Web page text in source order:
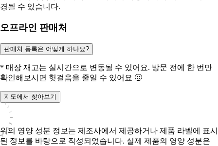
경될 수 있습니다.
오프라인 판매처
판매처 등록은 어떻게 하나요?
* 매장 재고는 실시간으로 변동될 수 있어요. 방문 전에 한 번만
확인해보시면 헛걸음을 줄일 수 있어요 🙂
지도에서 찾아보기
위의 영양 성분 정보는 제조사에서 제공하거나 제품 라벨에 표시
된 정보를 바탕으로 작성되었습니다. 실제 제품의 영양 성분은